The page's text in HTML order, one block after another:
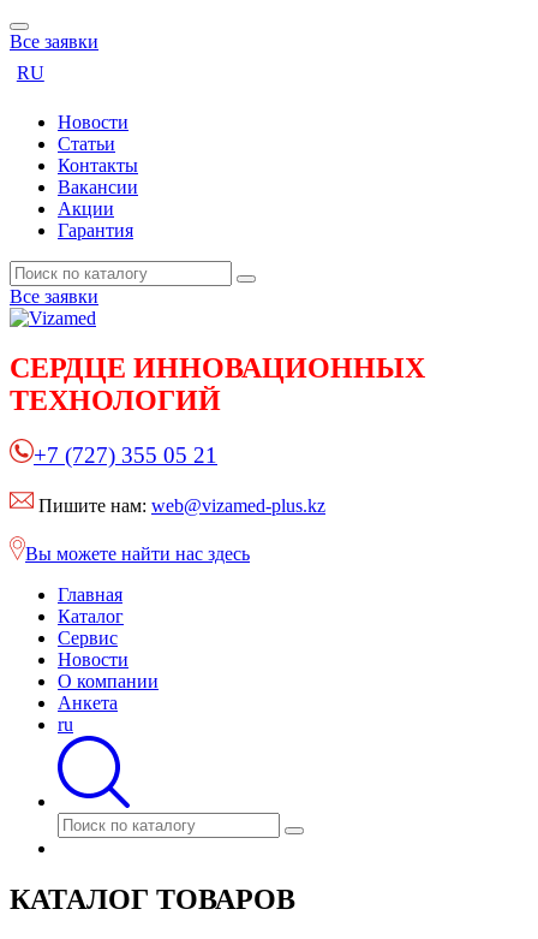
Все заявки
RU
Новости
Статьи
Контакты
Вакансии
Акции
Гарантия
Все заявки
СЕРДЦЕ ИННОВАЦИОННЫХ
ТЕХНОЛОГИЙ
+7 (727) 355 05 21
Пишите нам: web@vizamed-plus.kz
Вы можете найти нас здесь
Главная
Каталог
Сервис
Новости
О компании
Анкета
ru
КАТАЛОГ ТОВАРОВ